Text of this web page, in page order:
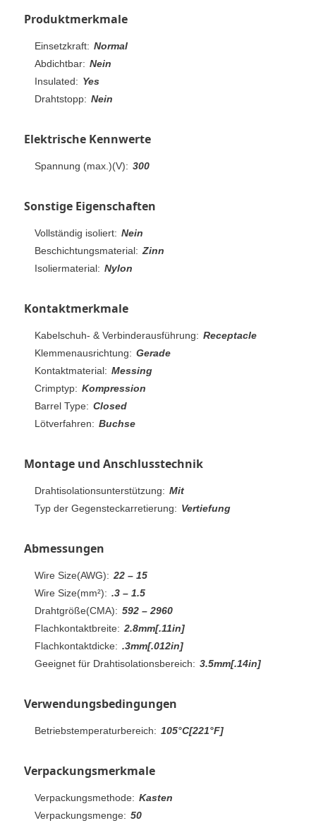
Produktmerkmale
Einsetzkraft: Normal
Abdichtbar: Nein
Insulated: Yes
Drahtstopp: Nein
Elektrische Kennwerte
Spannung (max.)(V): 300
Sonstige Eigenschaften
Vollständig isoliert: Nein
Beschichtungsmaterial: Zinn
Isoliermaterial: Nylon
Kontaktmerkmale
Kabelschuh- & Verbinderausführung: Receptacle
Klemmenausrichtung: Gerade
Kontaktmaterial: Messing
Crimptyp: Kompression
Barrel Type: Closed
Lötverfahren: Buchse
Montage und Anschlusstechnik
Drahtisolationsunterstützung: Mit
Typ der Gegensteckarretierung: Vertiefung
Abmessungen
Wire Size(AWG): 22 – 15
Wire Size(mm²): .3 – 1.5
Drahtgröße(CMA): 592 – 2960
Flachkontaktbreite: 2.8mm[.11in]
Flachkontaktdicke: .3mm[.012in]
Geeignet für Drahtisolationsbereich: 3.5mm[.14in]
Verwendungsbedingungen
Betriebstemperaturbereich: 105°C[221°F]
Verpackungsmerkmale
Verpackungsmethode: Kasten
Verpackungsmenge: 50